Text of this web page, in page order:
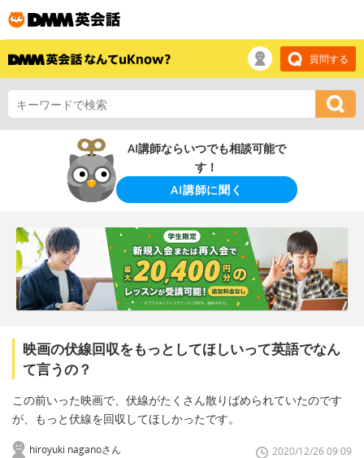
質問する
AI講師ならいつでも相談可能で
す！
AI講師に聞く
映画の伏線回収をもっとしてほしいって英語でなん
て言うの？
この前いった映画で、伏線がたくさん散りばめられていたのです
が、もっと伏線を回収してほしかったです。
hiroyuki naganoさん 2020/12/26 09:09